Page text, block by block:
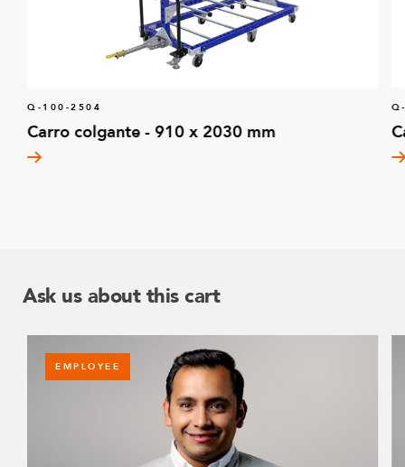
Q-100-2504
Carro colgante - 910 x 2030 mm
Ask us about this cart
EMPLOYEE